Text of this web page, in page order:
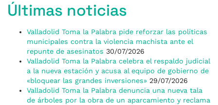
Últimas noticias
Valladolid Toma la Palabra pide reforzar las políticas
municipales contra la violencia machista ante el
repunte de asesinatos 30/07/2026
Valladolid Toma la Palabra celebra el respaldo judicial
a la nueva estación y acusa al equipo de gobierno de
«bloquear las grandes inversiones» 29/07/2026
Valladolid Toma la Palabra denuncia una nueva tala
de árboles por la obra de un aparcamiento y reclama